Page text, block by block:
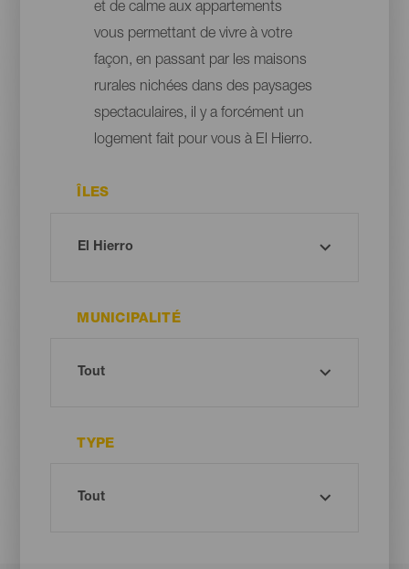
et de calme aux appartements
vous permettant de vivre à votre
façon, en passant par les maisons
rurales nichées dans des paysages
spectaculaires, il y a forcément un
logement fait pour vous à El Hierro.
ÎLES
MUNICIPALITÉ
TYPE